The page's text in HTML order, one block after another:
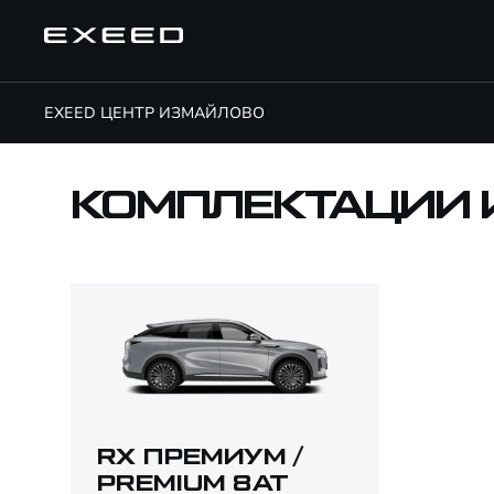
EXEED ЦЕНТР ИЗМАЙЛОВО
КОМПЛЕКТАЦИИ
RX ПРЕМИУМ /
PREMIUM 8AT